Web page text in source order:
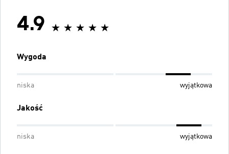
4.9
Wygoda
niska wyjątkowa
Jakość
niska wyjątkowa